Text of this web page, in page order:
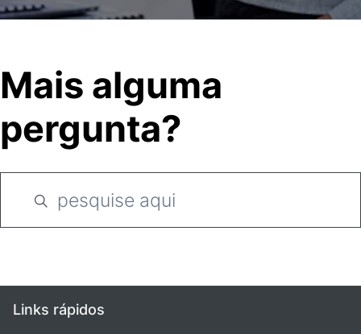
Mais alguma
pergunta?
Links rápidos